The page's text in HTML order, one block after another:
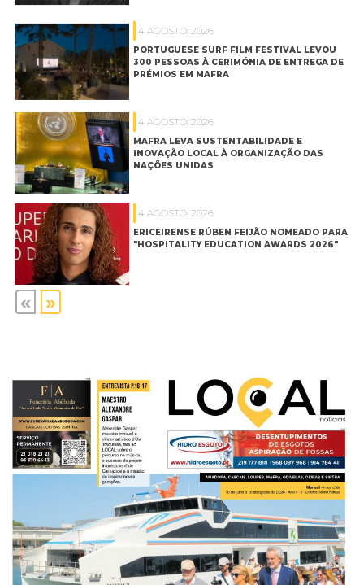
4 AGOSTO, 2026
PORTUGUESE SURF FILM FESTIVAL LEVOU
300 PESSOAS À CERIMÓNIA DE ENTREGA DE
PRÉMIOS EM MAFRA
4 AGOSTO, 2026
MAFRA LEVA SUSTENTABILIDADE E
INOVAÇÃO LOCAL À ORGANIZAÇÃO DAS
NAÇÕES UNIDAS
4 AGOSTO, 2026
ERICEIRENSE RÚBEN FEIJÃO NOMEADO PARA
"HOSPITALITY EDUCATION AWARDS 2026"
« »